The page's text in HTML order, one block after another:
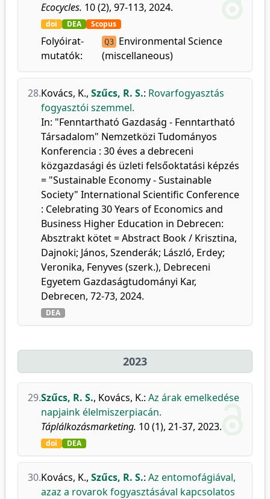
Ecocycles. 10 (2), 97-113, 2024.
doi DEA Scopus
Folyóirat-
mutatók:
Q3 Environmental Science
(miscellaneous)
28.Kovács, K., Szűcs, R. S.: Rovarfogyasztás
fogyasztói szemmel.
In: "Fenntartható Gazdaság - Fenntartható
Társadalom" Nemzetközi Tudományos
Konferencia : 30 éves a debreceni
közgazdasági és üzleti felsőoktatási képzés
= "Sustainable Economy - Sustainable
Society" International Scientific Conference
: Celebrating 30 Years of Economics and
Business Higher Education in Debrecen:
Absztrakt kötet = Abstract Book / Krisztina,
Dajnoki; János, Szenderák; László, Erdey;
Veronika, Fenyves (szerk.), Debreceni
Egyetem Gazdaságtudományi Kar,
Debrecen, 72-73, 2024.
DEA
2023
29.Szűcs, R. S., Kovács, K.: Az árak emelkedése
napjaink élelmiszerpiacán.
Táplálkozásmarketing. 10 (1), 21-37, 2023.
doi DEA
30.Kovács, K., Szűcs, R. S.: Az entomofágiával,
azaz a rovarok fogyasztásával kapcsolatos